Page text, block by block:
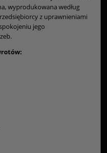
wyprodukowana według
z uprawnieniami
jego